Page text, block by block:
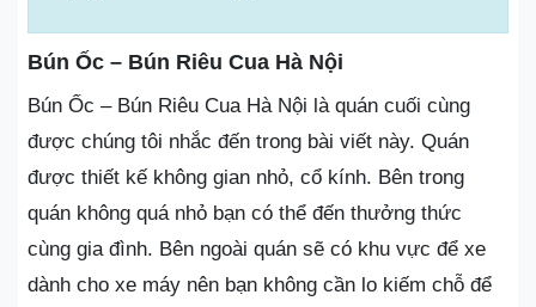
Bún Ốc – Bún Riêu Cua Hà Nội
Bún Ốc – Bún Riêu Cua Hà Nội là quán cuối cùng
được chúng tôi nhắc đến trong bài viết này. Quán
được thiết kế không gian nhỏ, cổ kính. Bên trong
quán không quá nhỏ bạn có thể đến thưởng thức
cùng gia đình. Bên ngoài quán sẽ có khu vực để xe
dành cho xe máy nên bạn không cần lo kiếm chỗ để